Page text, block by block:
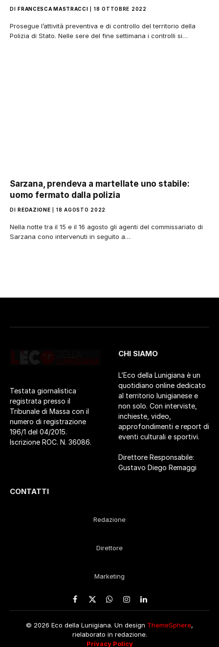
DI FRANCESCA MASTRACCI 18 OTTOBRE 2022
Prosegue l’attività preventiva e di controllo del territorio della
Polizia di Stato. Nelle sere del fine settimana i controlli si…
Sarzana, prendeva a martellate uno stabile:
uomo fermato dalla polizia
DI REDAZIONE 18 AGOSTO 2022
Nella notte tra il 15 e il 16 agosto gli agenti del commissariato di
Sarzana cono intervenuti in seguito a…
Testata giornalistica
registrata presso il
Tribunale di Massa con il
numero di registrazione
196/1 del 04/2015.
Iscrizione ROC. N. 36086.
CHI SIAMO
L’Eco della Lunigiana è un
quotidiano online dedicato
al territorio lunigianese e
non solo. Con interviste,
inchieste, video,
approfondimenti e report di
eventi culturali e sportivi.
Direttore Responsabile:
Gustavo Diego Remaggi
CONTATTI
Redazione
Direttore
Marketing
Facebook
X
WhatsApp
Instagram
LinkedIn
© 2026 Eco della Lunigiana. Un design ThemeSphere,
rielaborato in redazione.
Privacy Policy